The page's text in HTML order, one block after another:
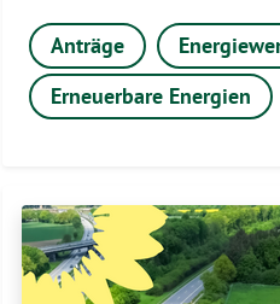
Anträge
Erneuerbare Energien